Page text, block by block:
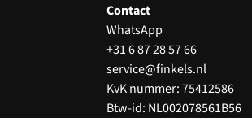
Contact
WhatsApp
+31 6 87 28 57 66
service@finkels.nl
KvK nummer: 75412586
Btw-id: NL002078561B56